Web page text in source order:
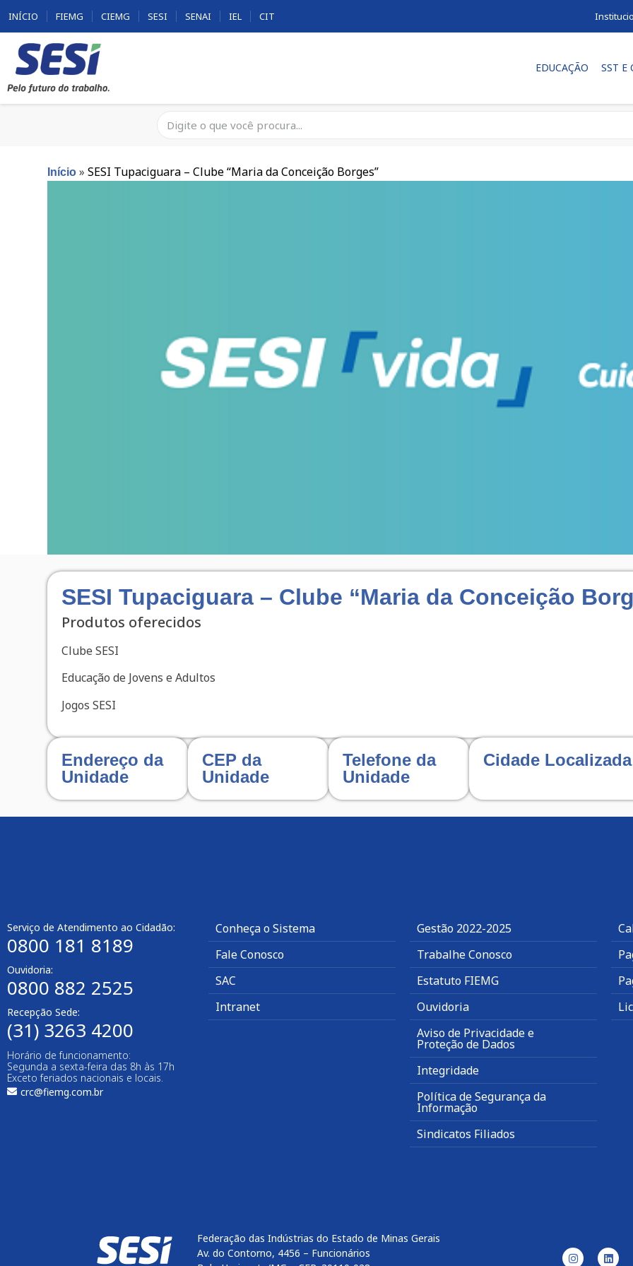
INÍCIO FIEMG CIEMG SESI SENAI IEL CIT
EDUCAÇÃO SST E
Início »SESI Tupaciguara – Clube “Maria da Conceição Borges”
SESI Tupaciguara – Clube “Maria da Conceição
Produtos oferecidos
Clube SESI
Educação de Jovens e Adultos
Jogos SESI
Endereço da
Unidade
CEP da
Unidade
Telefone da
Unidade
Cidade Localizada
Serviço de Atendimento ao Cidadão:
0800 181 8189
Ouvidoria:
0800 882 2525
Recepção Sede:
(31) 3263 4200
Horário de funcionamento:
Segunda a sexta-feira das 8h às 17h
Exceto feriados nacionais e locais.
crc@fiemg.com.br
Conheça o Sistema
Fale Conosco
SAC
Intranet
Gestão 2022-2025
Trabalhe Conosco
Estatuto FIEMG
Ouvidoria
Aviso de Privacidade e
Proteção de Dados
Integridade
Política de Segurança da
Informação
Sindicatos Filiados
Federação das Indústrias do Estado de Minas Gerais
Av. do Contorno, 4456 – Funcionários